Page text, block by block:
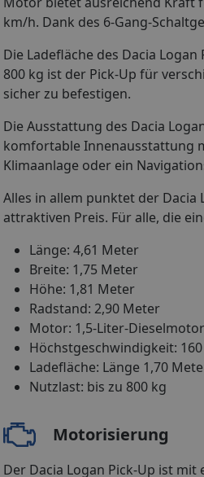
km/h. Dank des 6-Gang-
Die Ladefläche des Dacia
800 kg ist der Pick-Up für
sicher zu befestigen.
Die Ausstattung des Dacia
komfortable Innenausstattung
Klimaanlage oder ein
Alles in allem punktet der
attraktiven Preis. Für alle, die
Länge: 4,61 Meter
Breite: 1,75 Meter
Höhe: 1,81 Meter
Radstand: 2,90 Meter
Motor: 1,5-Liter-
Höchstgeschwindigkeit:
Ladefläche: Länge 1,70
Nutzlast: bis zu 800 kg
Motorisierung
Der Dacia Logan Pick-Up ist